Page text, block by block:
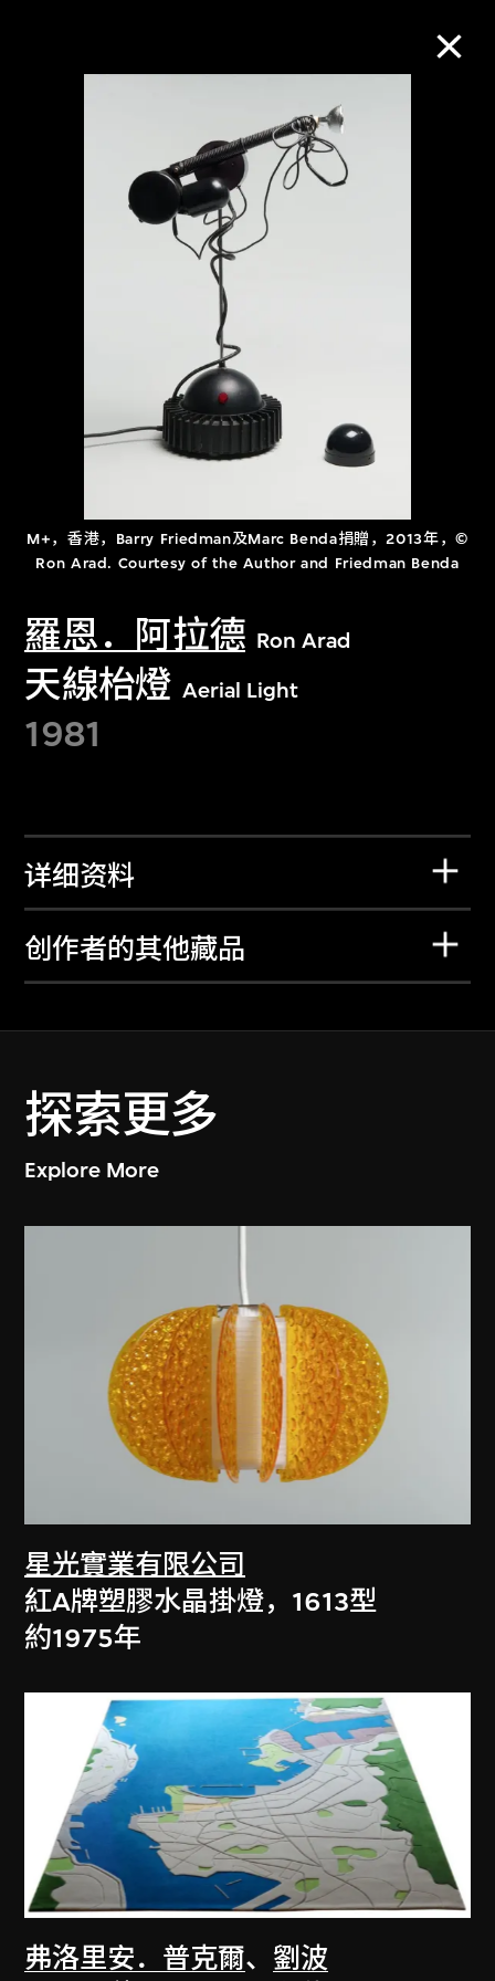
M+，香港，Barry Friedman及Marc Benda捐贈，2013年，©
Ron Arad. Courtesy of the Author and Friedman Benda
羅恩．阿拉德 Ron Arad
天線枱燈 Aerial Light
1981
详细资料
创作者的其他藏品
探索更多
Explore More
星光實業有限公司
紅A牌塑膠水晶掛燈，1613型
約1975年
弗洛里安．普克爾、 劉波
M+藏品
进一步筛选
探索世界顶级的二十及二十一世纪视觉
文化藏品。